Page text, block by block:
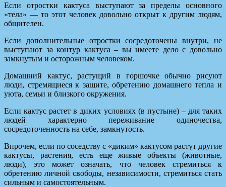
Если отростки кактуса выступают за пределы основного
«тела» — то этот человек довольно открыт к другим людям,
общителен.
Если дополнительные отростки сосредоточены внутри, не
выступают за контур кактуса – вы имеете дело с довольно
замкнутым и осторожным человеком.
Домашний кактус, растущий в горшочке обычно рисуют
люди, стремящиеся к защите, обретению домашнего тепла и
уюта, семьи и близкого окружения.
Если кактус растет в диких условиях (в пустыне) – для таких
людей характерно переживание одиночества,
сосредоточенность на себе, замкнутость.
Впрочем, если по соседству с «диким» кактусом растут другие
кактусы, растения, есть еще живые объекты (животные,
люди), это может означать, что человек стремиться к
обретению личной свободы, независимости, стремиться стать
сильным и самостоятельным.